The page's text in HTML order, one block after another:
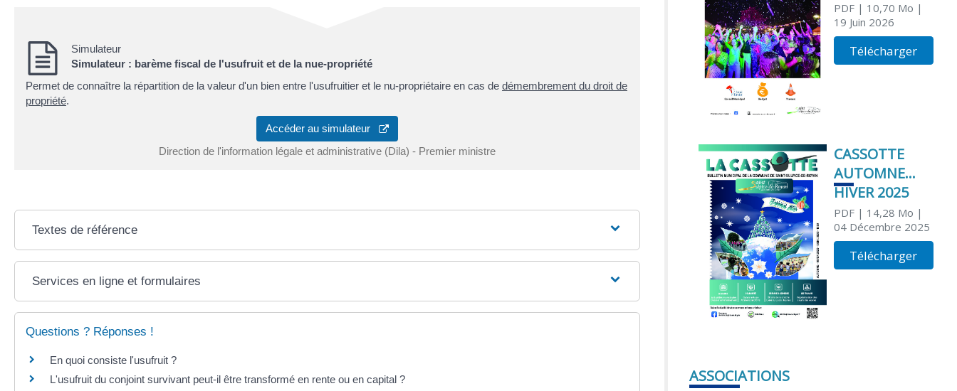
Simulateur
Simulateur : barème fiscal de l'usufruit et de la nue-propriété
Permet de connaître la répartition de la valeur d'un bien entre l'usufruitier et le nu-propriétaire en cas de démembrement du droit de
propriété.
Accéder au simulateur
Direction de l'information légale et administrative (Dila) - Premier ministre
Textes de référence
Services en ligne et formulaires
Questions ? Réponses !
En quoi consiste l'usufruit ?
L'usufruit du conjoint survivant peut-il être transformé en rente ou en capital ?
PDF| 10,70 Mo |
19 Juin 2026
Télécharger
CASSOTTE
AUTOMNE
HIVER 2025
PDF| 14,28 Mo |
04 Décembre 2025
Télécharger
ASSOCIATIONS